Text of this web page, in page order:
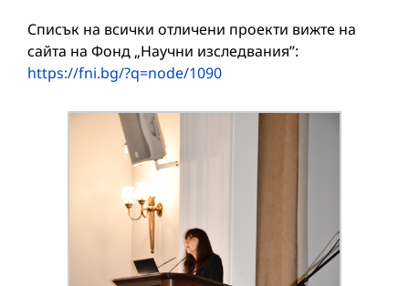
Списък на всички отличени проекти вижте на
сайта на Фонд „Научни изследвания”:
https://fni.bg/?q=node/1090